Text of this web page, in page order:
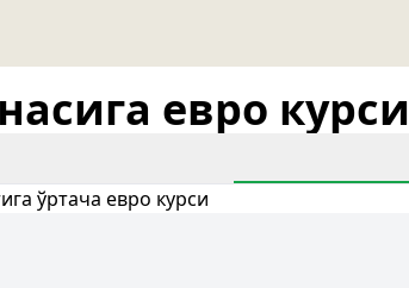
евро курси
ўртача евро курси